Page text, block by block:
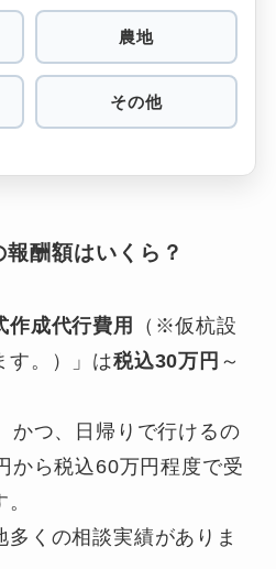
農地
その他
酬額はいくら？
作成代行費用
（※仮杭設
す。）」は税込30万円 ～
かつ、日帰りで行けるの
から税込60万円程度で受
くの相談実績がありま